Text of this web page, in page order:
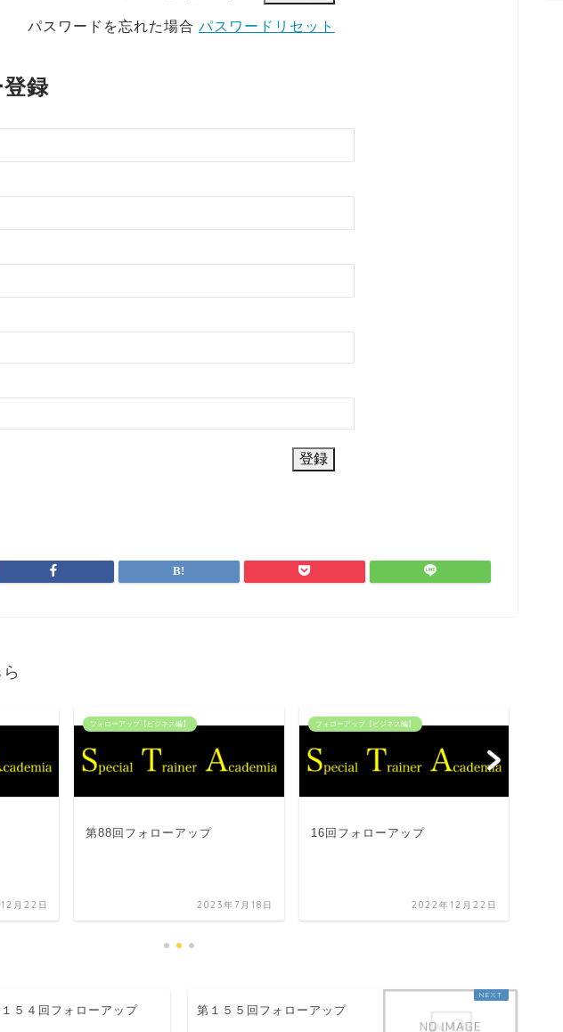
パスワードを忘れた場合 パスワードリセット
録
月22日
フォローアップ【ビジネス編】
第88回フォローアップ
2023年7月18日
フォローアップ【ビジネス編】
16回フォローアップ
2022年12月22日
５４回フォローアップ 第１５５回フォローアップ